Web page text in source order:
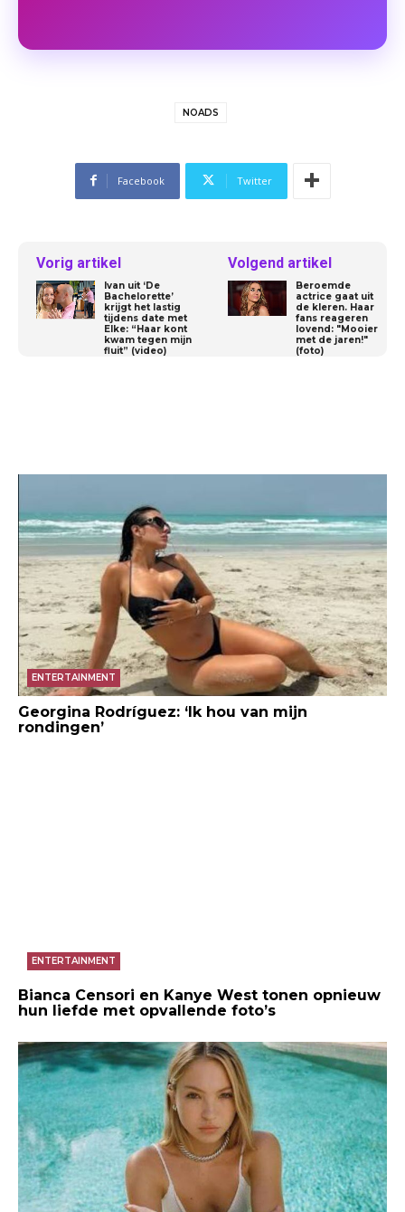
NOADS
Facebook Twitter
Vorig artikel
Ivan uit ‘De
Bachelorette’
krijgt het lastig
tijdens date met
Elke: “Haar kont
kwam tegen mijn
fluit” (video)
Volgend artikel
Beroemde
actrice gaat uit
de kleren. Haar
fans reageren
lovend: "Mooier
met de jaren!"
(foto)
ENTERTAINMENT
Georgina Rodríguez: ‘Ik hou van mijn
rondingen’
ENTERTAINMENT
Bianca Censori en Kanye West tonen opnieuw
hun liefde met opvallende foto’s